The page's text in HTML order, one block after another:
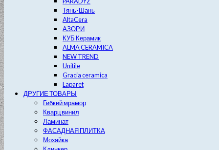
Тянь-Шань
AltaCera
АЗОРИ
КУБ Керамик
ALMA CERAMICA
NEW TREND
Unitile
Gracia ceramica
Laparet
ДРУГИЕ ТОВАРЫ
Гибкий мрамор
Кварц винил
Ламинат
ФАСАДНАЯ ПЛИТКА
Мозайка